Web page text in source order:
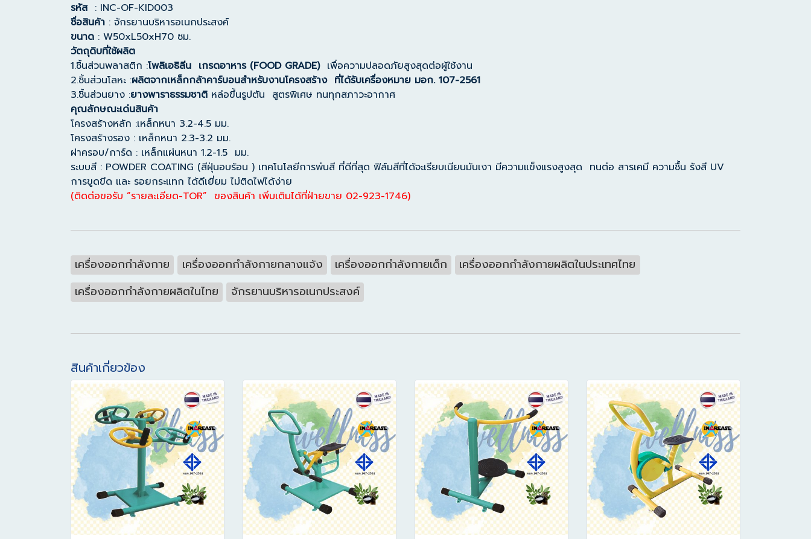
รหัส: INC-OF-KID003
ชื่อสินค้า : จักรยานบริหารอเนกประสงค์
ขนาด : W50xL50xH70 ซม.
วัตถุดิบที่ใช้ผลิต
1.ชิ้นส่วนพลาสติก :โพลิเอธิลีน เกรดอาหาร (FOOD GRADE)เพื่อความปลอดภัยสูงสุดต่อผู้ใช้งาน
2.ชิ้นส่วนโลหะ :ผลิตจากเหล็กกล้าคาร์บอนสำหรับงานโครงสร้าง ที่ได้รับเครื่องหมาย มอก. 107-2561
3.ชิ้นส่วนยาง :ยางพาราธรรมชาติ หล่อขึ้นรูปตัน สูตรพิเศษ ทนทุกสภาวะอากาศ
คุณลักษณะเด่นสินค้า
โครงสร้างหลัก :เหล็กหนา 3.2-4.5 มม.
โครงสร้างรอง : เหล็กหนา 2.3-3.2 มม.
ฝาครอบ/การ์ด : เหล็กแผ่นหนา 1.2-1.5 มม.
ระบบสี : POWDER COATING (สีฝุ่นอบร้อน ) เทคโนโลยีการพ่นสี ที่ดีที่สุด ฟิล์มสีที่ได้จะเรียบเนียนมันเงา มีความแข็งแรงสูงสุด ทนต่อ สารเคมี ความชื้น รังสี UV
การขูดขีด และ รอยกระแทก ได้ดีเยี่ยม ไม่ติดไฟได้ง่าย
(ติดต่อขอรับ “รายละเอียด-TOR” ของสินค้า เพิ่มเติมได้ที่ฝ่ายขาย 02-923-1746)
เครื่องออกกำลังกาย เครื่องออกกำลังกายกลางแจ้ง เครื่องออกกำลังกายเด็ก
เครื่องออกกำลังกายผลิตในประเทศไทย
เครื่องออกกำลังกายผลิตในไทย
จักรยานบริหารอเนกประสงค์
สินค้าเกี่ยวข้อง